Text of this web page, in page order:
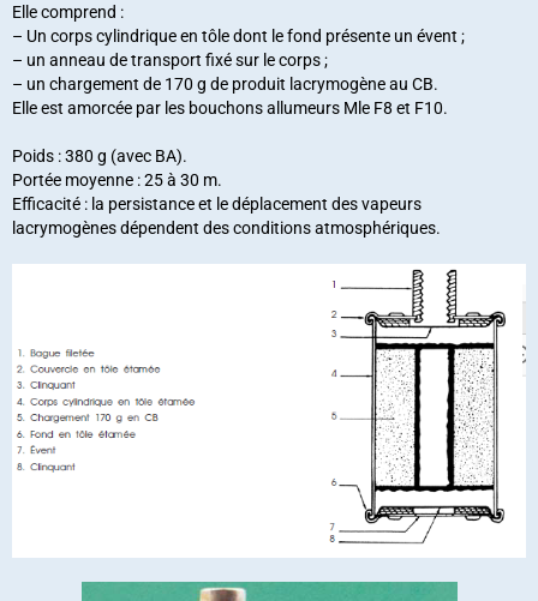
Elle comprend :
– Un corps cylindrique en tôle dont le fond présente un évent ;
– un anneau de transport fixé sur le corps ;
– un chargement de 170 g de produit lacrymogène au CB.
Elle est amorcée par les bouchons allumeurs Mle F8 et F10.
Poids : 380 g (avec BA).
Portée moyenne : 25 à 30 m.
Efficacité : la persistance et le déplacement des vapeurs
lacrymogènes dépendent des conditions atmosphériques.